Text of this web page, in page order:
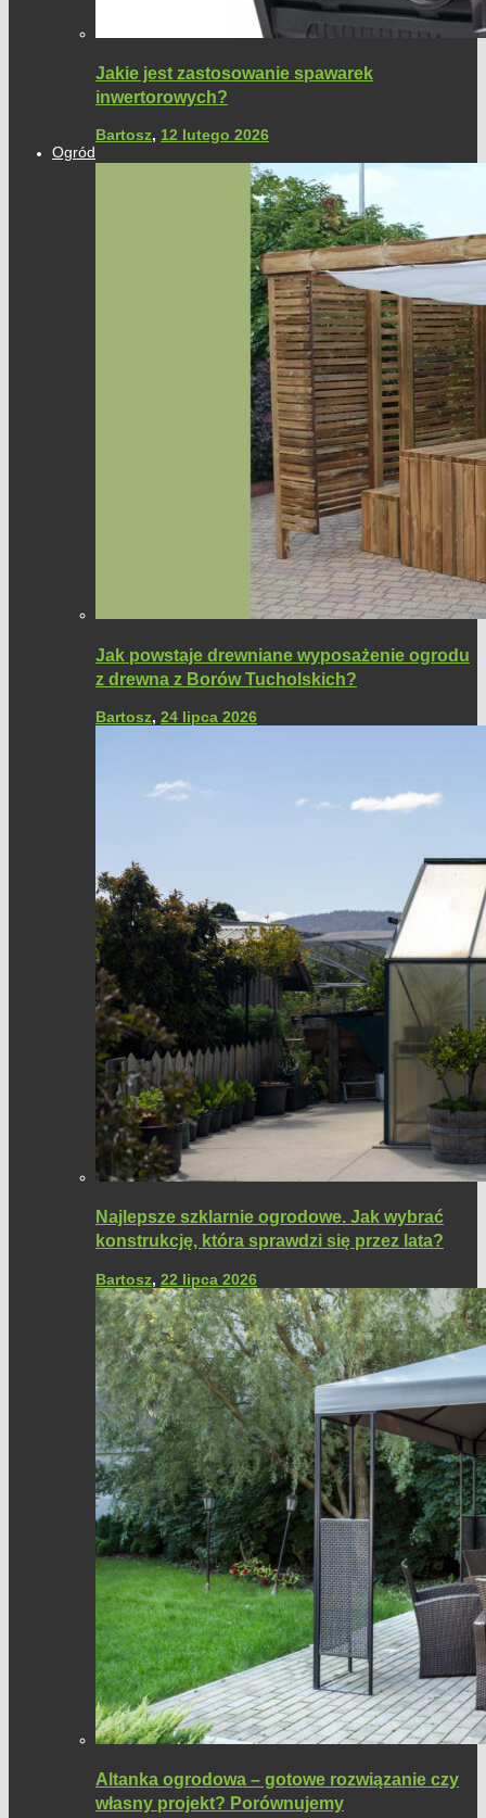
Jakie jest zastosowanie spawarek
inwertorowych?
Bartosz, 12 lutego 2026
Ogród
Jak powstaje drewniane wyposażenie ogrodu
z drewna z Borów Tucholskich?
Bartosz, 24 lipca 2026
Najlepsze szklarnie ogrodowe. Jak wybrać
konstrukcję, która sprawdzi się przez lata?
Bartosz, 22 lipca 2026
Altanka ogrodowa – gotowe rozwiązanie czy
własny projekt? Porównujemy